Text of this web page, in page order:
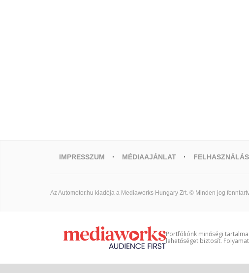
IMPRESSZUM MÉDIAAJÁNLAT
Az Automotor.hu kiadója a Mediaworks Hungary Zrt. © Minden jog
Portfóliónk minőségi
lehetőséget biztosít.